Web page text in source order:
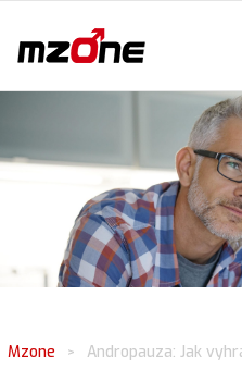
Mzone > Andropauza: Jak